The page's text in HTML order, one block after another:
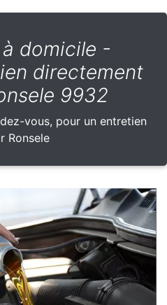
domicile -
directement
9932
vous, pour un entretien
Ronsele